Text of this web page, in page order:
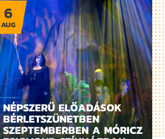
NÉPSZERŰ ELŐADÁSOK
BÉRLETSZÜNETBEN
SZEPTEMBERBEN A MÓRICZ
6
AUG